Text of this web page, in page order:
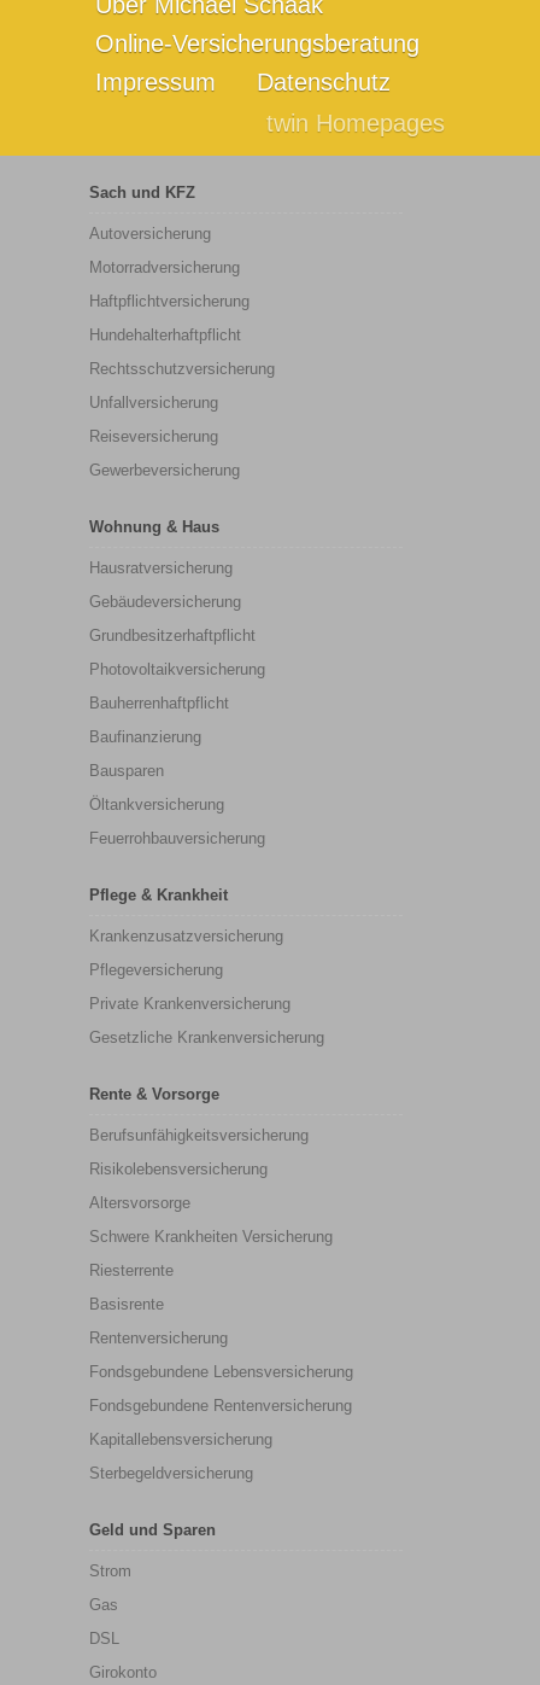
Online-Versicherungsberatung
Impressum
Datenschutz
twin Homepages
Sach und KFZ
Autoversicherung
Motorradversicherung
Haftpflichtversicherung
Hundehalterhaftpflicht
Rechtsschutzversicherung
Unfallversicherung
Reiseversicherung
Gewerbeversicherung
Wohnung & Haus
Hausratversicherung
Gebäudeversicherung
Grundbesitzerhaftpflicht
Photovoltaikversicherung
Bauherrenhaftpflicht
Baufinanzierung
Bausparen
Öltankversicherung
Feuerrohbauversicherung
Pflege & Krankheit
Krankenzusatzversicherung
Pflegeversicherung
Private Krankenversicherung
Gesetzliche Krankenversicherung
Rente & Vorsorge
Berufs­unfähigkeitsversicherung
Risikolebensversicherung
Altersvorsorge
Schwere Krankheiten Versicherung
Riesterrente
Basisrente
Rentenversicherung
Fondsgebundene Lebensversicherung
Fondsgebundene Rentenversicherung
Kapitallebensversicherung
Sterbegeldversicherung
Geld und Sparen
Strom
Gas
DSL
Girokonto